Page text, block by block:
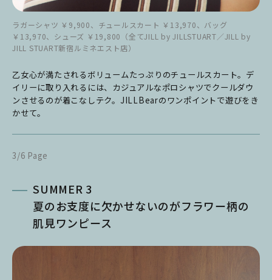
ラガーシャツ ￥9,900、チュールスカート ￥13,970、バッグ
￥13,970、シューズ ￥19,800（全てJILL by JILLSTUART／JILL by
JILL STUART新宿ルミネエスト店）
乙女心が満たされるボリュームたっぷりのチュールスカート。デ
イリーに取り入れるには、カジュアルなポロシャツでクールダウ
ンさせるのが着こなしテク。JILLBearのワンポイントで遊びをき
かせて。
3/6 Page
SUMMER 3
夏のお支度に欠かせないのがフラワー柄の
肌見ワンピース